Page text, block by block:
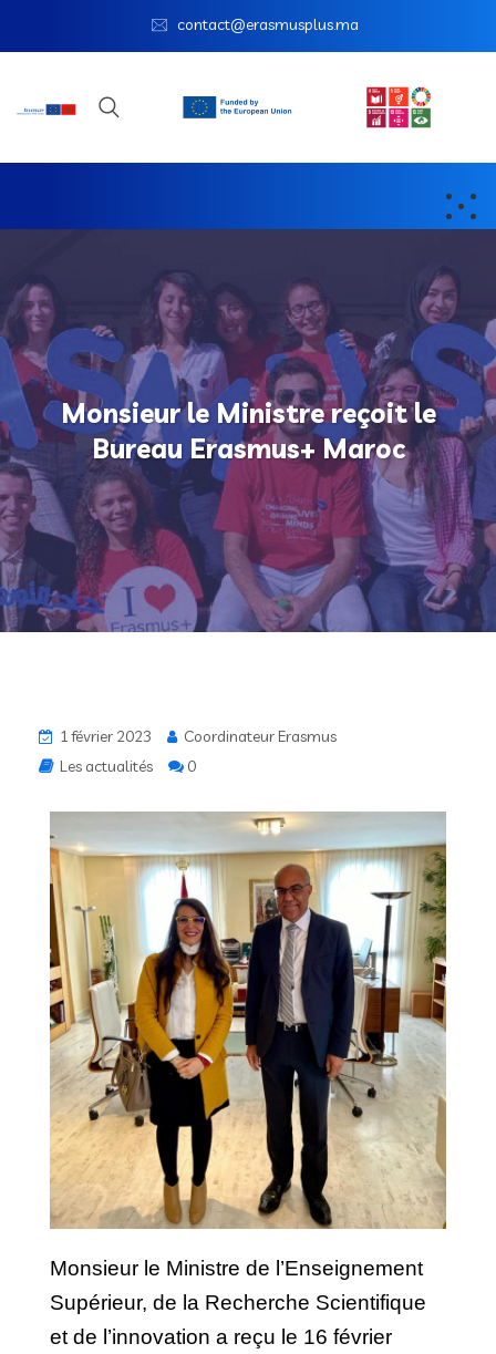
contact@erasmusplus.ma
Monsieur le Ministre reçoit le
Bureau Erasmus+ Maroc
1 février 2023
Coordinateur Erasmus
Les actualités
0
Monsieur le Ministre de l’Enseignement
Supérieur, de la Recherche Scientifique
et de l’innovation a reçu le 16 février